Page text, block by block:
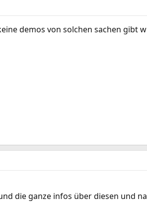
demos von solchen sachen gibt
die ganze infos über diesen und